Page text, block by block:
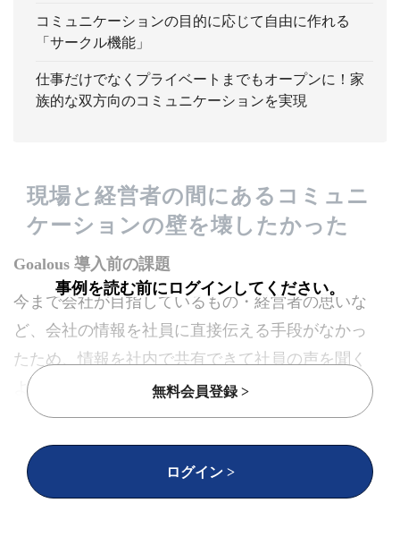
コミュニケーションの目的に応じて自由に作れる
「サークル機能」
仕事だけでなくプライベートまでもオープンに！家
族的な双方向のコミュニケーションを実現
現場と経営者の間にあるコミュニ
ケーションの壁を壊したかった
Goalous 導入前の課題
今まで会社が目指しているもの・経営者の思いな
ど、会社の情報を社員に直接伝える手段がなかっ
たため、情報を社内で共有できて社員の声を聞く
ようなコミュニケーションが必要であると感じて
いました。その想いから7年前に社内向けの新聞を
作成していましたが、全員が読んでいるのかわか
らなかったり、反応をきくまでにタイムラグがあ
ったりと一方的なコミュニケーションになってい
事例を読む前にログインしてください。
無料会員登録 >
ログイン >